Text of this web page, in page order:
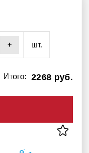
+ шт.
2268 руб.
Итого: